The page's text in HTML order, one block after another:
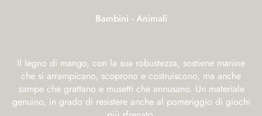
Bambini - Animali
Il legno di mango, con la sua robustezza, sostiene manine
che si arrampicano, scoprono e costruiscono, ma anche
zampe che grattano e musetti che annusano. Un materiale
genuino, in grado di resistere anche al pomeriggio di giochi